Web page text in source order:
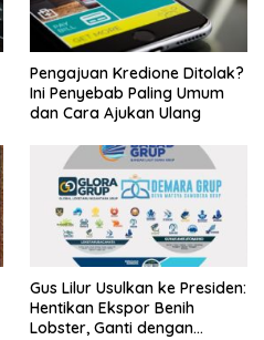
Pengajuan Kredione Ditolak?
Ini Penyebab Paling Umum
dan Cara Ajukan Ulang
Gus Lilur Usulkan ke Presiden:
Hentikan Ekspor Benih
Lobster, Ganti dengan